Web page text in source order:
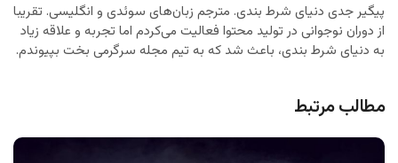
پیگیر جدی دنیای شرط بندی. مترجم زبان‌های سوئدی و انگلیسی. تقریبا
از دوران نوجوانی در تولید محتوا فعالیت می‌کردم اما تجربه و علاقه زیاد
به دنیای شرط بندی، باعث شد که به تیم مجله سرگرمی بخت بپیوندم.
مطالب مرتبط